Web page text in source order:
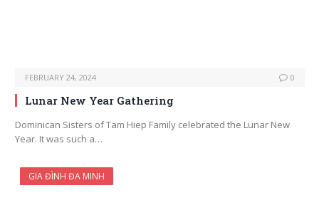
FEBRUARY 24, 2024 0
Lunar New Year Gathering
Dominican Sisters of Tam Hiep Family celebrated the Lunar New
Year. It was such a…
GIA ĐÌNH ĐA MINH